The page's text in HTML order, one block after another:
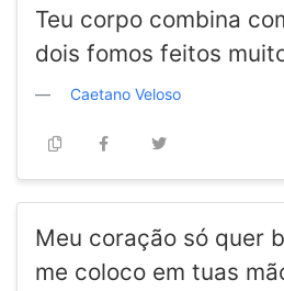
Teu corpo combina
dois fomos feitos
Caetano Veloso
Meu coração só quer
me coloco em tuas